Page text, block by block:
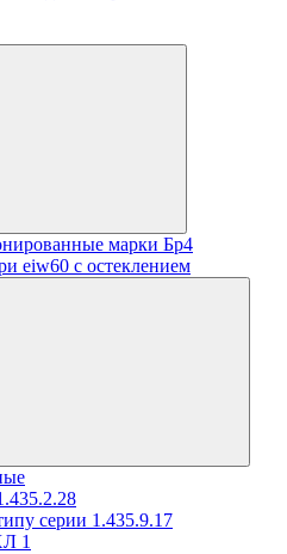
марки Бр4
eiw60 с остеклением
серии 1.435.9.17
1